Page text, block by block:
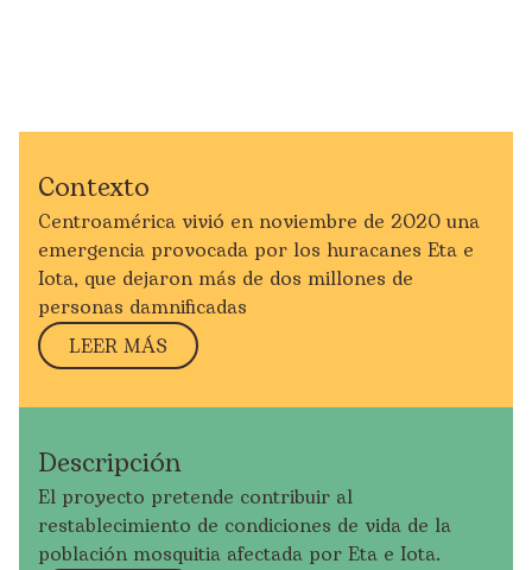
Contexto
Centroamérica vivió en noviembre de 2020 una
emergencia provocada por los huracanes Eta e
Iota, que dejaron más de dos millones de
personas damnificadas
LEER MÁS
Descripción
El proyecto pretende contribuir al
restablecimiento de condiciones de vida de la
población mosquitia afectada por Eta e Iota.